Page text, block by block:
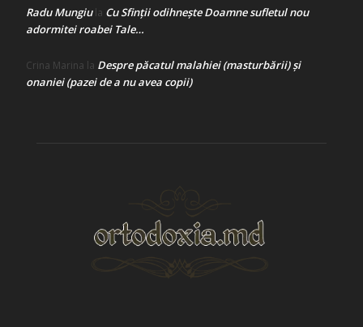
Radu Mungiula Cu Sfinții odihnește Doamne sufletul nou
adormitei roabei Tale…
Crina Marina la Despre păcatul malahiei (masturbării) şi
onaniei (pazei de a nu avea copii)